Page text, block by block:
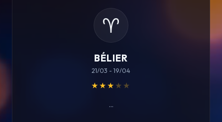
♈
BÉLIER
21/03 - 19/04
★★★ ★★
...